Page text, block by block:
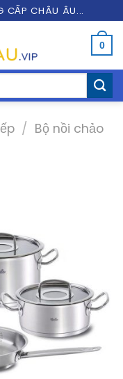
CẤP CHÂU ÂU...
0
/ Bộ nồi chảo